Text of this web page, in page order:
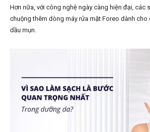
Hơn nữa, với công nghệ ngày càng hiện đại, các
chuộng thêm dòng máy rửa mặt Foreo dành cho
dầu mụn.